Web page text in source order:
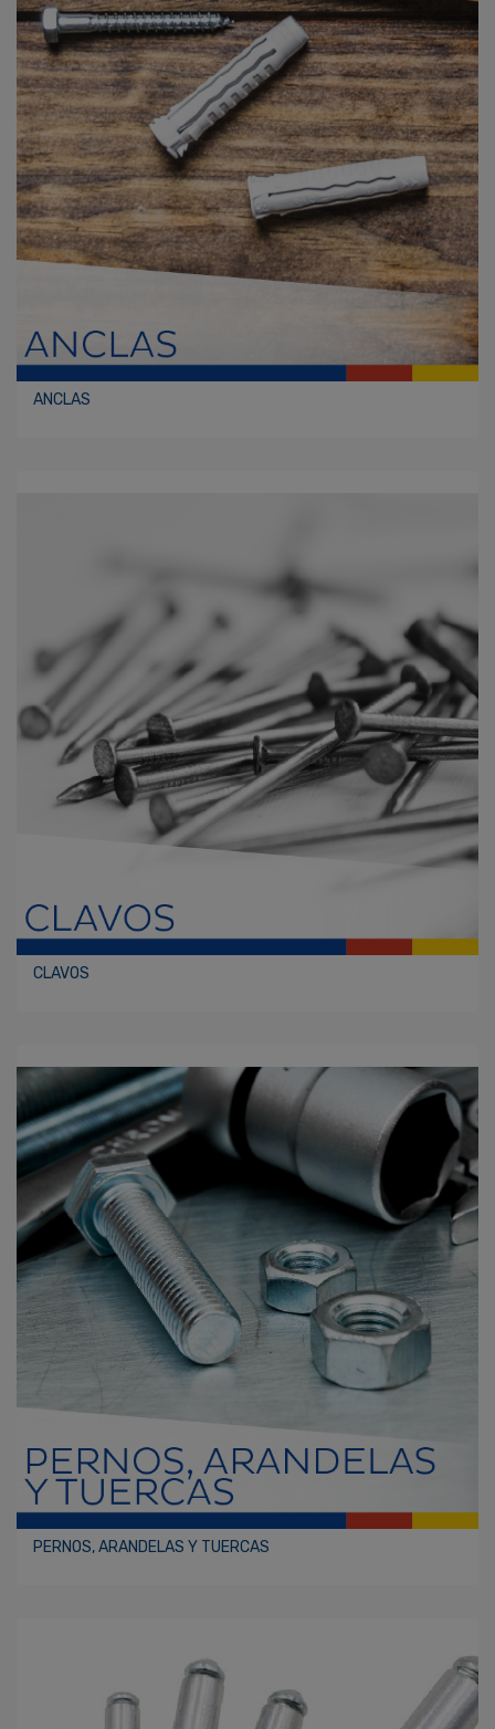
ANCLAS
CLAVOS
PERNOS, ARANDELAS Y TUERCAS